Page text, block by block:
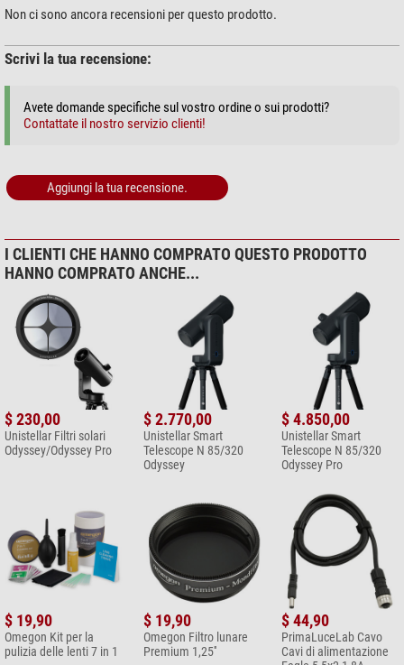
Non ci sono ancora recensioni per questo prodotto.
Scrivi la tua recensione:
Avete domande specifiche sul vostro ordine o sui prodotti?
Contattate il nostro servizio clienti!
Aggiungi la tua recensione.
I CLIENTI CHE HANNO COMPRATO QUESTO PRODOTTO
HANNO COMPRATO ANCHE...
$ 230,00
Unistellar Filtri solari
Odyssey/Odyssey Pro
$ 2.770,00
Unistellar Smart
Telescope N 85/320
Odyssey
$ 4.850,00
Unistellar Smart
Telescope N 85/320
Odyssey Pro
$ 19,90
Omegon Kit per la
pulizia delle lenti 7 in 1
$ 19,90
Omegon Filtro lunare
Premium 1,25''
$ 44,90
PrimaLuceLab Cavo
Cavi di alimentazione